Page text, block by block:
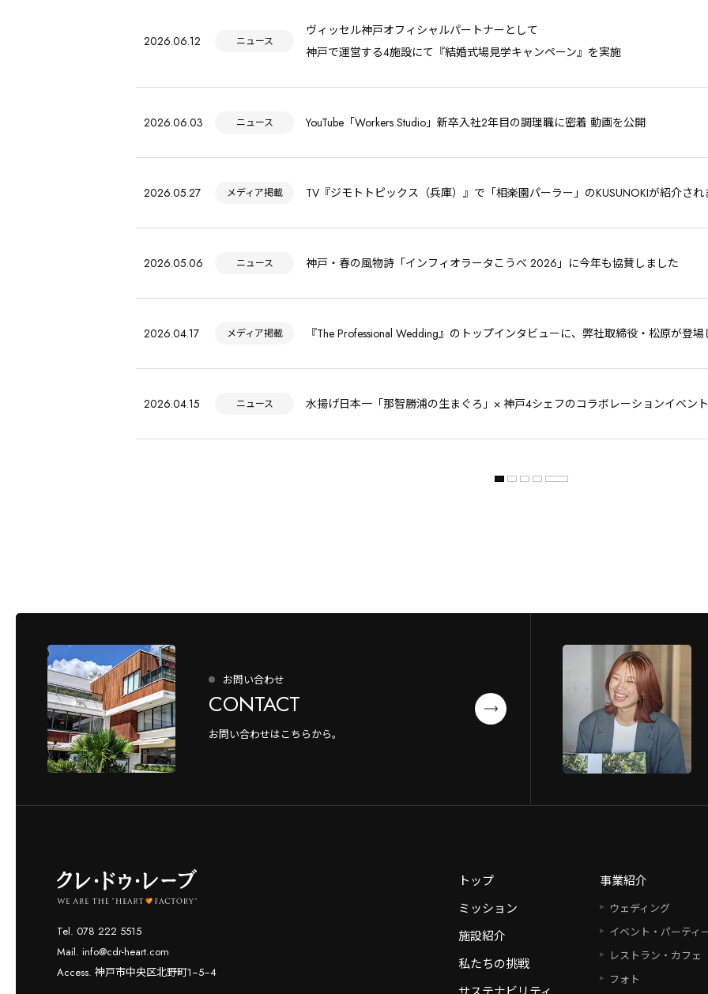
2026.06.12 ニュース
ヴィッセル神戸オフィシャルパートナーとして
神戸で運営する4施設にて『結婚式場見学キャンペーン』を実施
2026.06.03 ニュース YouTube「Workers Studio」新卒入社2年目の調理職に密着 動画を公開
2026.05.27 メディア掲載 TV『ジモトトピックス（兵庫）』で「相楽園パーラー」のKUSUNOKIが紹介され
2026.05.06 ニュース 神戸・春の風物詩「インフィオラータこうべ 2026」に今年も協賛しました
2026.04.17 メディア掲載 『The Professional Wedding』のトップインタビューに、弊社取締役・松原が登
2026.04.15 ニュース 水揚げ日本一「那智勝浦の生まぐろ」× 神戸4シェフのコラボレーションイベン
お問い合わせ
CONTACT
お問い合わせはこちらから。
Tel. 078 222 5515
Mail. info@cdr-heart.com
Access. 神戸市中央区北野町1−5−4
トップ
ミッション
施設紹介
私たちの挑戦
事業紹介
ウェディング
イベント・パーティ
レストラン・カフェ
フォト